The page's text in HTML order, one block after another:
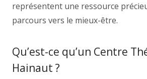
représentent une ressource
parcours vers le mieux-être.
Qu’est-ce qu’un Centre
Hainaut ?